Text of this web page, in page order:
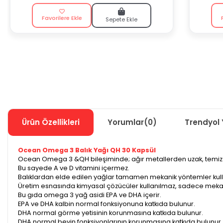
Favorilere Ekle Sepete Ekle
Ürün Özellikleri Yorumlar(0) Trendyol
Ocean Omega 3 Balık Yağı QH 30 Kapsül
Ocean Omega 3 &QH bileşiminde; ağır metallerden uzak,
Bu sayede A ve D vitamini içermez.
Balıklardan elde edilen yağlar tamamen mekanik yöntemler
Üretim esnasında kimyasal çözücüler kullanılmaz, sadece
Bu gıda omega 3 yağ asidi EPA ve DHA içerir.
EPA ve DHA kalbin normal fonksiyonuna katkıda bulunur.
DHA normal görme yetisinin korunmasına katkıda bulunur.